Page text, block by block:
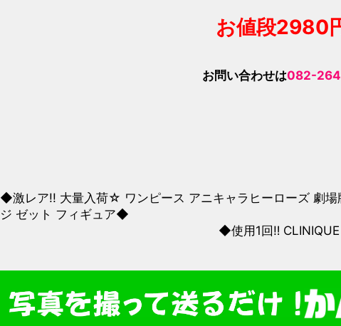
お値段2980
お問い合わせは082-
◆激レア!! 大量入荷☆ ワンピース アニキャラヒーローズ 劇
ジ ゼット フィギュア◆
◆使用1回‼︎